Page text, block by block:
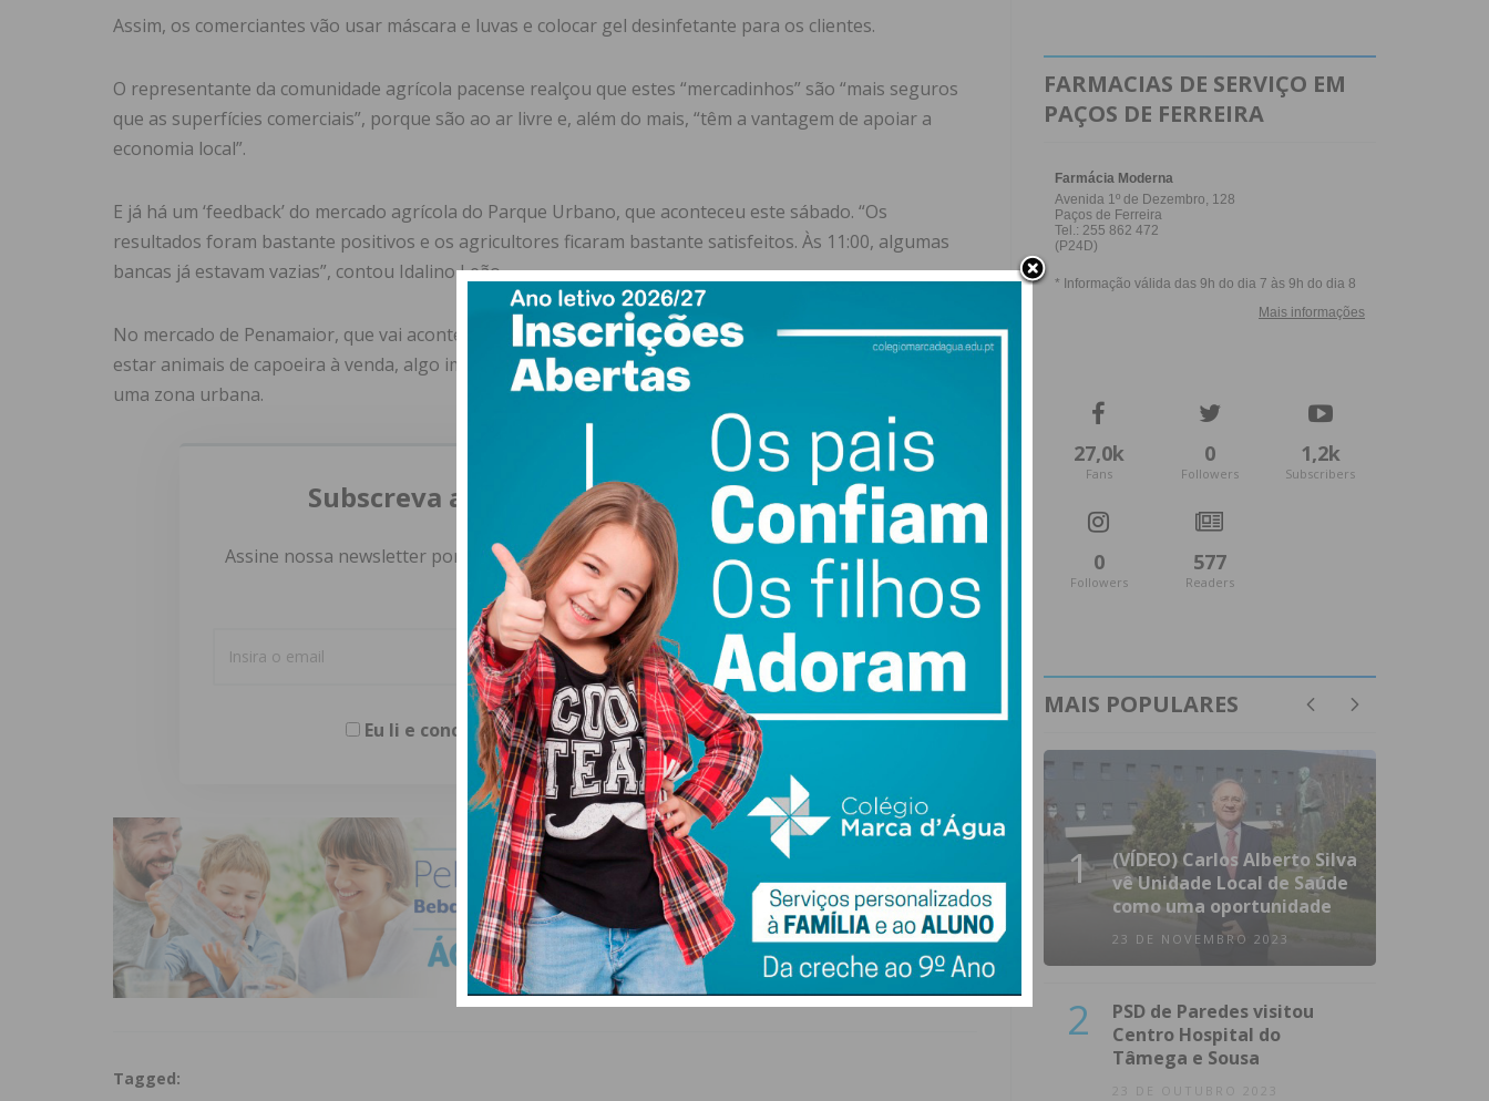
Assim, os comerciantes vão usar máscara e luvas e colocar gel desinfetante para os clientes.
O representante da comunidade agrícola pacense realçou que estes “mercadinhos” são “mais seguros
que as superfícies comerciais”, porque são ao ar livre e, além do mais, “têm a vantagem de apoiar a
economia local”.
E já há um ‘feedback’ do mercado agrícola do Parque Urbano, que aconteceu este sábado. “Os
resultados foram bastante positivos e os agricultores ficaram bastante satisfeitos. Às 11:00, algumas
bancas já estavam vazias”, contou Idalino Leão.
No mercado de Penamaior, que vai acontecer no domingo no local onde se realiza a feira do Cô, vão
estar animais de capoeira à venda, algo impedido aos produtores locais em Paços de Ferreira por ser
uma zona urbana.
Subscreva a newsletter do Imediato
Assine nossa newsletter por e-mail e obtenha de forma regular a informação
atualizada.
Eu li e concordo com ostermos e condições
Tagged:
FARMACIAS DE SERVIÇO EM
PAÇOS DE FERREIRA
27,0k
Fans
0
Followers
1,2k
Subscribers
0
Followers
577
Readers
MAIS POPULARES
1
(VÍDEO) Carlos Alberto Silva
vê Unidade Local de Saúde
como uma oportunidade
23 DE NOVEMBRO 2023
2
PSD de Paredes visitou
Centro Hospital do
Tâmega e Sousa
23 DE OUTUBRO 2023